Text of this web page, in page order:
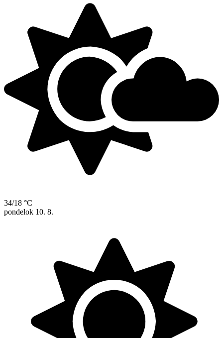
34/18 °C
pondelok 10. 8.